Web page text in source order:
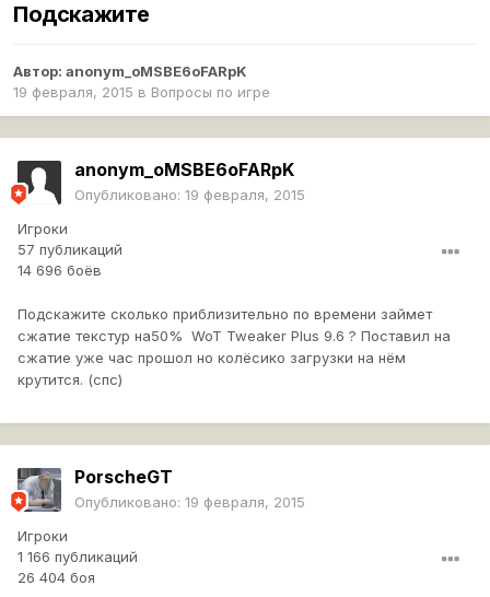
Подскажите
Автор: anonym_oMSBE6oFARpK
19 февраля, 2015 в Вопросы по игре
anonym_oMSBE6oFARpK
Опубликовано: 19 февраля, 2015
Игроки
57 публикаций
14 696 боёв
Подскажите сколько приблизительно по времени займет
сжатие текстур на50% WoT Tweaker Plus 9.6 ? Поставил на
сжатие уже час прошол но колёсико загрузки на нём
крутится. (спс)
PorscheGT
Опубликовано: 19 февраля, 2015
Игроки
1 166 публикаций
26 404 боя